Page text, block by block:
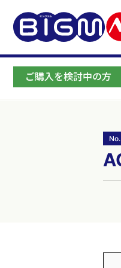
ご購入を検討中の方